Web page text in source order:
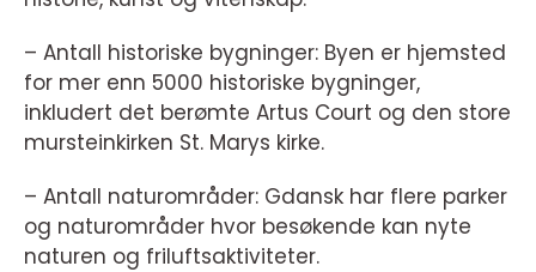
– Antall historiske bygninger: Byen er hjemsted
for mer enn 5000 historiske bygninger,
inkludert det berømte Artus Court og den store
mursteinkirken St. Marys kirke.
– Antall naturområder: Gdansk har flere parker
og naturområder hvor besøkende kan nyte
naturen og friluftsaktiviteter.